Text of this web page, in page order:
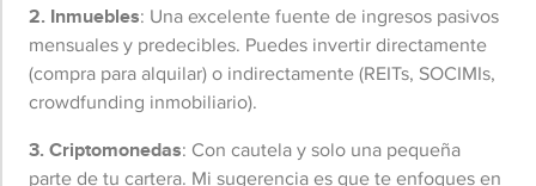
2. Inmuebles: Una excelente fuente de ingresos pasivos
mensuales y predecibles. Puedes invertir directamente
(compra para alquilar) o indirectamente (REITs, SOCIMIs,
crowdfunding inmobiliario).
3. Criptomonedas: Con cautela y solo una pequeña
parte de tu cartera. Mi sugerencia es que te enfoques en